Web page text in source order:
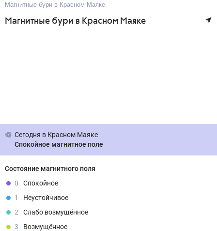
Магнитные бури в Красном Маяке
Магнитные бури в Красном Маяке
Сегодня в Красном Маяке
Спокойное магнитное поле
Состояние магнитного поля
0
Спокойное
1
Неустойчивое
2
Слабо возмущённое
3
Возмущённое